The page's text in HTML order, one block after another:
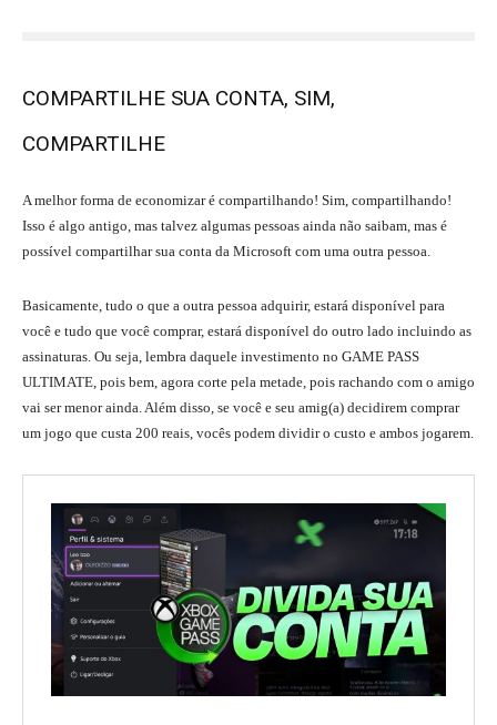
COMPARTILHE SUA CONTA, SIM,
COMPARTILHE
A melhor forma de economizar é compartilhando! Sim, compartilhando!
Isso é algo antigo, mas talvez algumas pessoas ainda não saibam, mas é
possível compartilhar sua conta da Microsoft com uma outra pessoa.
Basicamente, tudo o que a outra pessoa adquirir, estará disponível para
você e tudo que você comprar, estará disponível do outro lado incluindo as
assinaturas. Ou seja, lembra daquele investimento no GAME PASS
ULTIMATE, pois bem, agora corte pela metade, pois rachando com o amigo
vai ser menor ainda. Além disso, se você e seu amig(a) decidirem comprar
um jogo que custa 200 reais, vocês podem dividir o custo e ambos jogarem.